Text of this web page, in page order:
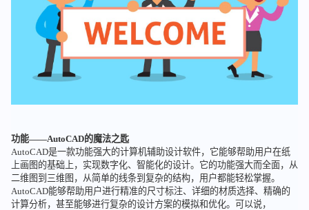
功能——AutoCAD的魔法之匙
AutoCAD是一款功能强大的计算机辅助设计软件，它能够帮助用户在纸
上画图的基础上，实现数字化、智能化的设计。它的功能强大而全面，从
二维图到三维图，从简单的线条到复杂的结构，用户都能轻松掌握。
AutoCAD能够帮助用户进行精准的尺寸标注、详细的材质选择、精确的
计算分析，甚至能够进行复杂的设计方案的模拟和优化。可以说，